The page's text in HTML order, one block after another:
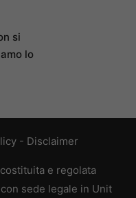
si
lo
- Disclaimer
e regolata
sede legale in Unit